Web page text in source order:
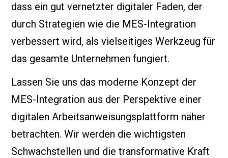
dass ein gut vernetzter digitaler Faden, der
durch Strategien wie die MES-Integration
verbessert wird, als vielseitiges Werkzeug für
das gesamte Unternehmen fungiert.
Lassen Sie uns das moderne Konzept der
MES-Integration aus der Perspektive einer
digitalen Arbeitsanweisungsplattform näher
betrachten. Wir werden die wichtigsten
Schwachstellen und die transformative Kraft